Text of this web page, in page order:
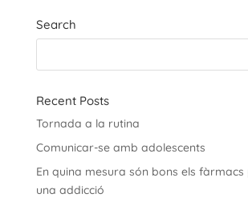
Search
Recent Posts
Tornada a la rutina
Comunicar-se amb adolescents
En quina mesura són bons els
una addicció